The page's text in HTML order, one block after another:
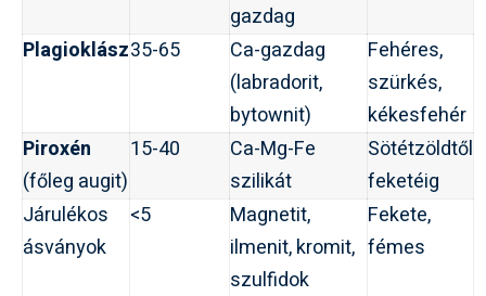
gazdag
Plagioklász35-65
Ca-gazdag
(labradorit,
bytownit)
Fehéres,
szürkés,
kékesfehér
Piroxén
(főleg augit)
15-40
Ca-Mg-Fe
szilikát
Sötétzöldtől
feketéig
Járulékos
ásványok
<5
Magnetit,
ilmenit, kromit,
szulfidok
Fekete,
fémes